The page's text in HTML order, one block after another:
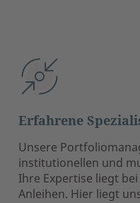
Erfahrene
Unsere
institutionellen und
Ihre Expertise liegt
Anleihen. Hier liegt